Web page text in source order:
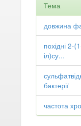
Тема
довжина
похідні 2-
іл)су...
бактерії
частота